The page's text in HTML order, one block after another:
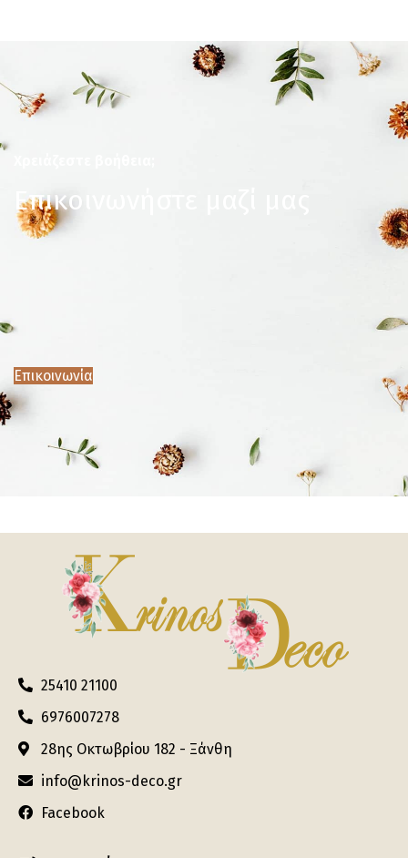
Επικοινωνήστε μαζί μας
Επικοινωνία
25410 21100
6976007278
28ης Οκτωβρίου 182 - Ξάνθη
info@krinos-deco.gr
Facebook